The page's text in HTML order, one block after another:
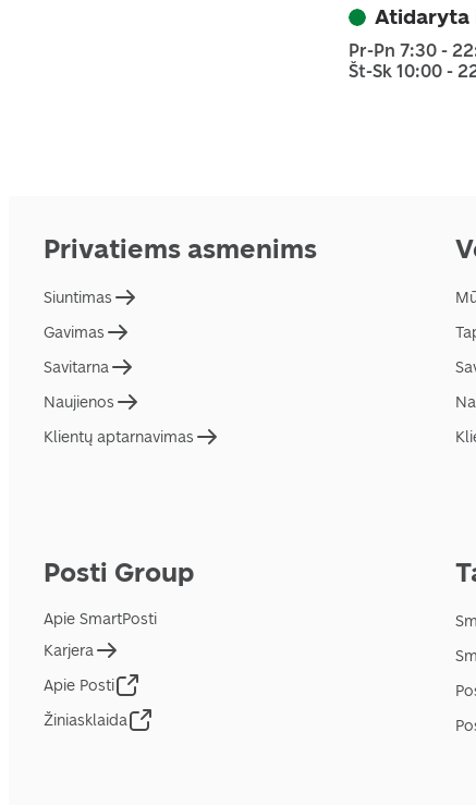
Atidaryta
Pr-Pn 7:30 -
Št-Sk 10:00 -
Privatiems asmenims
Siuntimas
Gavimas
Savitarna
Naujienos
Klientų aptarnavimas
Posti Group
Apie SmartPosti
Karjera
Apie Posti
Žiniasklaida